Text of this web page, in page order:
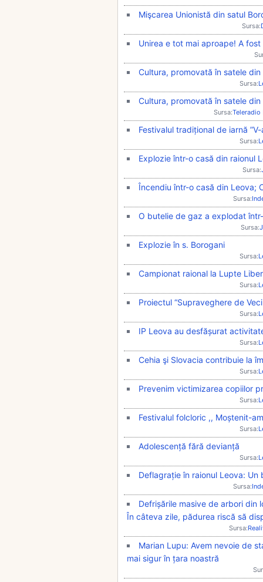
Mişcarea Unionistă din satul
Sursa:
Unirea e tot mai aproape! A
Cultura, promovată în satele din
Sursa:
Cultura, promovată în satele din
Sursa:
Festivalul tradițional de iarnă
Sursa:
Explozie într-o casă din raionul
Sursa:
Încendiu într-o casă din Leova;
Sursa:
​O butelie de gaz a explodat
Sursa:
Explozie în s. Borogani
Sursa:
Campionat raional la Lupte
Sursa:
Proiectul “Supraveghere de
Sursa:
IP Leova au desfășurat
Sursa:
Cehia şi Slovacia contribuie la
Sursa:
Prevenim victimizarea copiilor
Sursa:
Festivalul folcloric ,, Moștenit-
Sursa:
Adolescență fără devianță
Sursa:
Deflagrație în raionul Leova:
Sursa:
Defrișările masive de arbori din
În câteva zile, pădurea riscă să
Sursa:
Marian Lupu: Avem nevoie de
mai sigur în țara noastră